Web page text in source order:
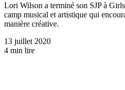
Lori Wilson a terminé son SJP à
camp musical et artistique qui
manière créative.
13 juillet 2020
4 min lire